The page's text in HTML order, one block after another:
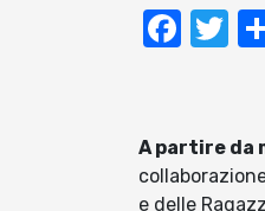
A partire da
e delle